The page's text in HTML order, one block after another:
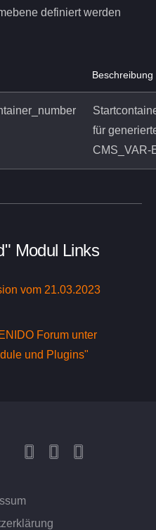
definiert werden
Beschreibung
für
CMS_VAR-
Modul Links
vom 21.03.2023
Forum unter
und Plugins"